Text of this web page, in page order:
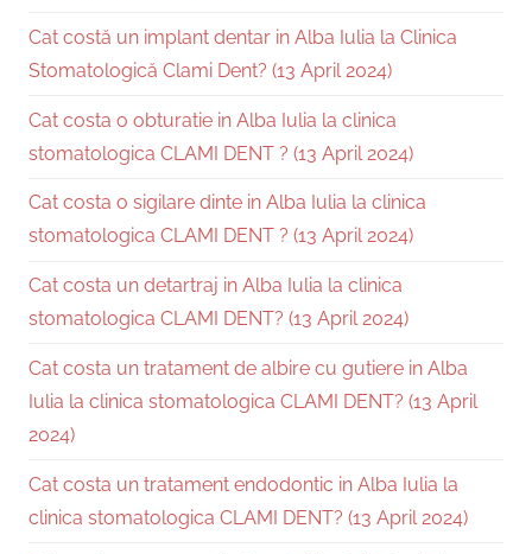
Cat costă un implant dentar in Alba Iulia la Clinica
Stomatologică Clami Dent? (13 April 2024)
Cat costa o obturatie in Alba Iulia la clinica
stomatologica CLAMI DENT ? (13 April 2024)
Cat costa o sigilare dinte in Alba Iulia la clinica
stomatologica CLAMI DENT ? (13 April 2024)
Cat costa un detartraj in Alba Iulia la clinica
stomatologica CLAMI DENT? (13 April 2024)
Cat costa un tratament de albire cu gutiere in Alba
Iulia la clinica stomatologica CLAMI DENT? (13 April
2024)
Cat costa un tratament endodontic in Alba Iulia la
clinica stomatologica CLAMI DENT? (13 April 2024)